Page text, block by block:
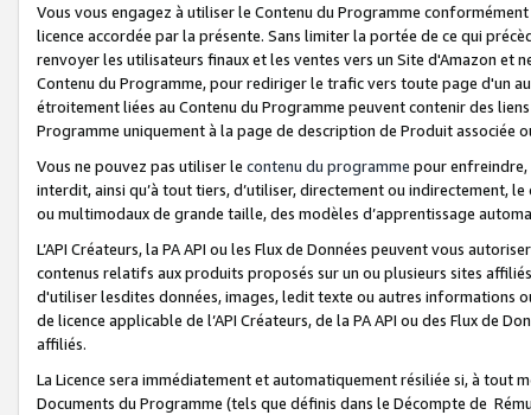
Vous vous engagez à utiliser le Contenu du Programme
licence accordée par la présente. Sans limiter la portée de ce qui
renvoyer les utilisateurs finaux et les ventes vers un Site d'Amazon et
Contenu du Programme, pour rediriger le trafic vers toute page d'un
étroitement liées au Contenu du Programme peuvent contenir des
Programme uniquement à la page de description de Produit associée
Vous ne pouvez pas utiliser le contenu du programme pour
interdit, ainsi qu’à tout tiers, d’utiliser, directement ou indirectement,
ou multimodaux de grande taille, des modèles d’apprentissage
L’API Créateurs, la PA API ou les Flux de Données peuvent vous
contenus relatifs aux produits proposés sur un ou plusieurs sites
d'utiliser lesdites données, images, ledit texte ou autres informations
de licence applicable de l’API Créateurs, de la PA API ou des Flux de
affiliés.
La Licence sera immédiatement et automatiquement résiliée si, à
Documents du Programme (tels que définis dans le Décompte de